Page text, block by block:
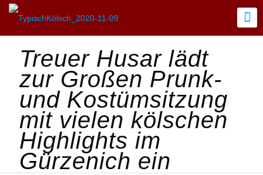
Treuer Husar lädt
zur Großen Prunk-
und Kostümsitzung
mit vielen kölschen
Highlights im
Gürzenich ein